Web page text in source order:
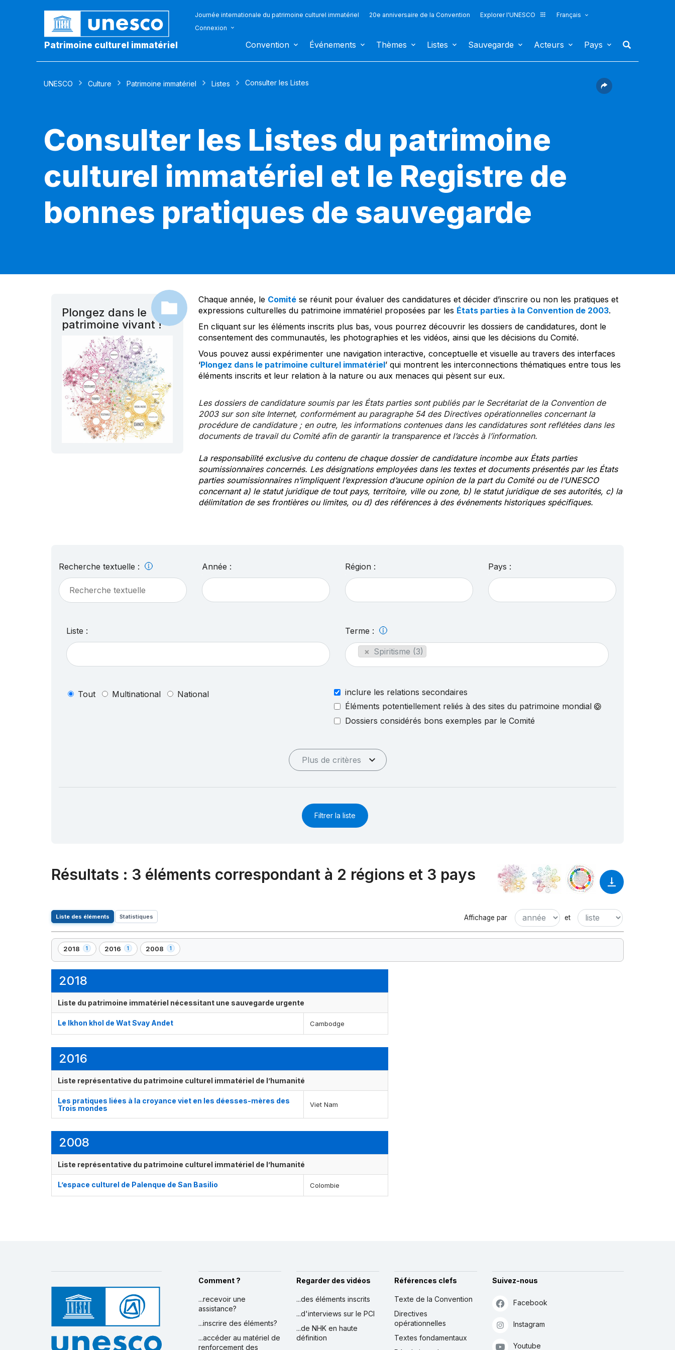
Patrimoine culturel immatériel
Journée internationale du patrimoine culturel immatériel 20e anniversaire de la Convention Explorer l'UNESCO
Français
Connexion
Convention Événements Thèmes Listes Sauvegarde Acteurs Pays
UNESCO Culture Patrimoine immatériel Listes Consulter les Listes
Consulter les Listes du patrimoine
culturel immatériel et le Registre de
bonnes pratiques de sauvegarde
Plongez dans le
patrimoine vivant !
Chaque année, le Comitése réunit pour évaluer des candidatures et décider d’inscrire ou non les pratiques et
expressions culturelles du patrimoine immatériel proposées par les États parties à la Convention de 2003.
En cliquant sur les éléments inscrits plus bas, vous pourrez découvrir les dossiers de candidatures, dont le
consentement des communautés, les photographies et les vidéos, ainsi que les décisions du Comité.
Vous pouvez aussi expérimenter une navigation interactive, conceptuelle et visuelle au travers des interfaces
‘Plongez dans le patrimoine culturel immatériel’ qui montrent les interconnections thématiques entre tous les
éléments inscrits et leur relation à la nature ou aux menaces qui pèsent sur eux.
Les dossiers de candidature soumis par les États parties sont publiés par le Secrétariat de la Convention de
2003 sur son site Internet, conformément au paragraphe 54 des Directives opérationnelles concernant la
procédure de candidature ; en outre, les informations contenues dans les candidatures sont reflétées dans les
documents de travail du Comité afin de garantir la transparence et l’accès à l’information.
La responsabilité exclusive du contenu de chaque dossier de candidature incombe aux États parties
soumissionnaires concernés. Les désignations employées dans les textes et documents présentés par les États
parties soumissionnaires n’impliquent l’expression d’aucune opinion de la part du Comité ou de l’UNESCO
concernant a) le statut juridique de tout pays, territoire, ville ou zone, b) le statut juridique de ses autorités, c) la
délimitation de ses frontières ou limites, ou d) des références à des événements historiques spécifiques.
Recherche textuelle : Année : Région : Pays :
Liste : Terme :
× Spiritisme (3)
Tout Multinational National
inclure les relations secondaires
Éléments potentiellement reliés à des sites du patrimoine mondial
Dossiers considérés bons exemples par le Comité
Plus de critères
Filtrer la liste
Résultats : 3 éléments correspondant à 2 régions et 3 pays
Liste des éléments Statistiques Affichage par et
2018 1
,
1
2016 1
,
1
2008 1
,
1
2018
Liste du patrimoine immatériel nécessitant une sauvegarde urgente
Le lkhon khol de Wat Svay Andet Cambodge
2016
Liste représentative du patrimoine culturel immatériel de l’humanité
Les pratiques liées à la croyance viet en les déesses-mères des
Trois mondes
Viet Nam
2008
Liste représentative du patrimoine culturel immatériel de l’humanité
L’espace culturel de Palenque de San Basilio Colombie
Comment ?
...recevoir une
assistance?
...inscrire des éléments?
...accéder au matériel de
renforcement des
Regarder des vidéos
...des éléments inscrits
...d'interviews sur le PCI
...de NHK en haute
définition
Références clefs
Texte de la Convention
Directives
opérationnelles
Textes fondamentaux
Suivez-nous
Facebook
Instagram
Youtube